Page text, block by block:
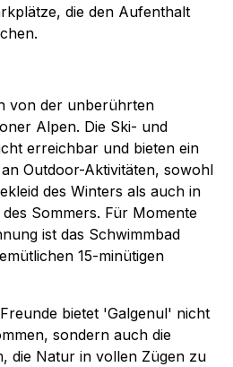
die den Aufenthalt
von der unberührten
Alpen. Die Ski- und
erreichbar und bieten ein
Outdoor-Aktivitäten, sowohl
des Winters als auch in
Sommers. Für Momente
ist das Schwimmbad
15-minütigen
bietet 'Galgenul' nicht
sondern auch die
die Natur in vollen Zügen zu